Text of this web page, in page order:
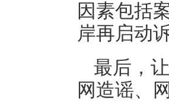
因素包括
岸再启动
最后，
网造谣、